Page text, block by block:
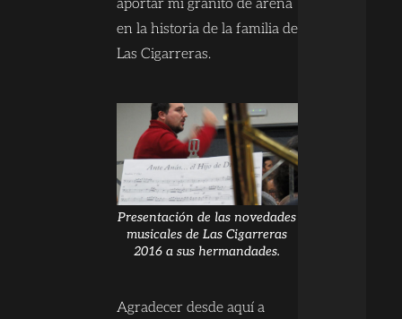
aportar mi granito de arena
en la historia de la familia de
Las Cigarreras.
Presentación de las novedades
musicales de Las Cigarreras
2016 a sus hermandades.
Agradecer desde aquí a